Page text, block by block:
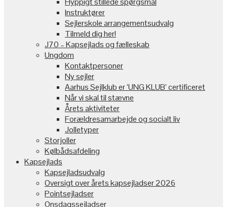
Instruktører
Sejlerskole arrangementsudvalg
Tilmeld dig her!
J70 – Kapsejlads og fælleskab
Ungdom
Kontaktpersoner
Ny sejler
Aarhus Sejlklub er ‘UNG KLUB’ certificeret
Når vi skal til stævne
Årets aktiviteter
Forældresamarbejde og socialt liv
Jolletyper
Storjoller
Kølbådsafdeling
Kapsejlads
Kapsejladsudvalg
Oversigt over årets kapsejladser 2026
Pointsejladser
Onsdagssejladser